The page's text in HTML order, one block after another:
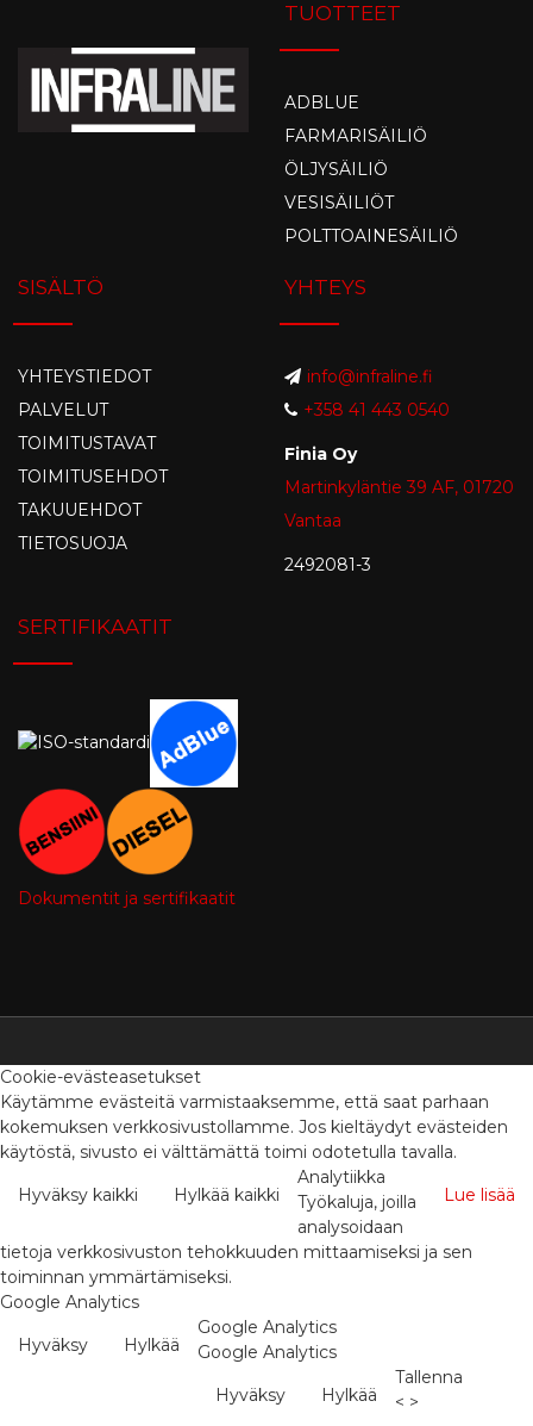
TUOTTEET
ADBLUE
FARMARISÄILIÖ
ÖLJYSÄILIÖ
VESISÄILIÖT
POLTTOAINESÄILIÖ
SISÄLTÖ
YHTEYSTIEDOT
PALVELUT
TOIMITUSTAVAT
TOIMITUSEHDOT
TAKUUEHDOT
TIETOSUOJA
YHTEYS
info@infraline.fi
+358 41 443 0540
Finia Oy
Martinkyläntie 39 AF, 01720
Vantaa
2492081-3
SERTIFIKAATIT
Dokumentit ja sertifikaatit
Cookie-evästeasetukset
Käytämme evästeitä varmistaaksemme, että saat parhaan
kokemuksen verkkosivustollamme. Jos kieltäydyt evästeiden
käytöstä, sivusto ei välttämättä toimi odotetulla tavalla.
Hyväksy kaikki
Hylkää kaikki Lue lisää
Analytiikka
Työkaluja, joilla
analysoidaan
tietoja verkkosivuston tehokkuuden mittaamiseksi ja sen
toiminnan ymmärtämiseksi.
Google Analytics
Hyväksy
Hylkää
Google Analytics
Google Analytics
Hyväksy
Hylkää
Tallenna
< >